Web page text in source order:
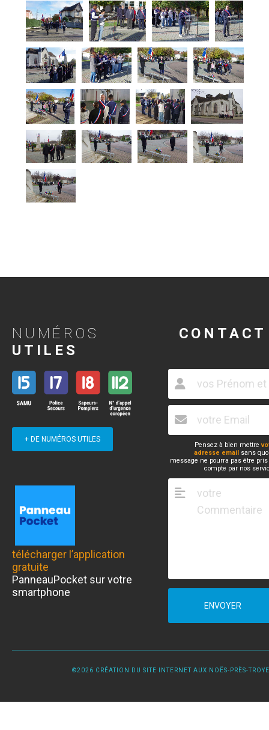
NUMÉROS
UTILES
+ DE NUMÉROS UTILES
télécharger l’application
gratuite
PanneauPocket sur votre
smartphone
CONTACT
Pensez à bien mettre
adresse email sans
message ne pourra pas être
compte par nos
ENVOYER
©2026 CRÉATION DU SITE INTERNET AUX NOËS-PRÈS-